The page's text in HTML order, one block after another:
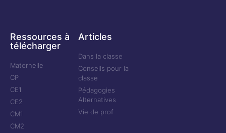
Ressources à
télécharger
Maternelle
CP
CE1
CE2
CM1
CM2
Articles
Dans la classe
Conseils pour la
classe
Pédagogies
Alternatives
Vie de prof